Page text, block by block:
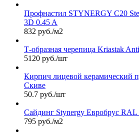
Профнастил STYNERGY С20
3D 0.45 A
832 руб./м2
Т-образная черепица Kriastak
5120 руб./шт
Кирпич лицевой керамический
Скиве
50.7 руб./шт
Сайдинг Stynergy Евробрус RAL
795 руб./м2